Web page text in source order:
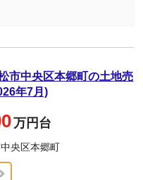
市中央区本郷町の土地売
年7月)
万円台
央区本郷町